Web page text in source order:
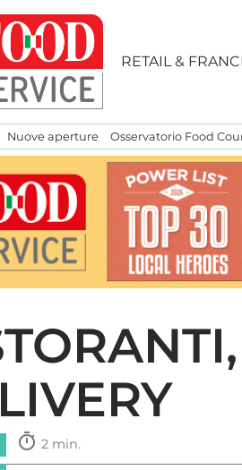
RETAIL &
Nuove aperture Osservatorio Food
timer 2 min.